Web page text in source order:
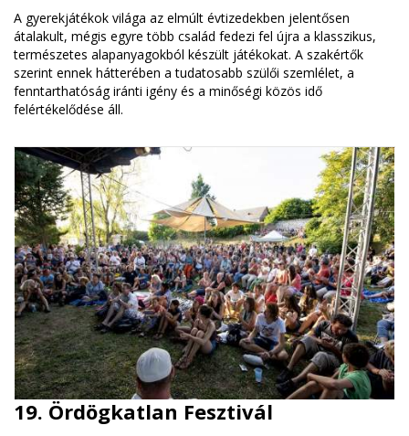
A gyerekjátékok világa az elmúlt évtizedekben jelentősen
átalakult, mégis egyre több család fedezi fel újra a klasszikus,
természetes alapanyagokból készült játékokat. A szakértők
szerint ennek hátterében a tudatosabb szülői szemlélet, a
fenntarthatóság iránti igény és a minőségi közös idő
felértékelődése áll.
19. Ördögkatlan Fesztivál